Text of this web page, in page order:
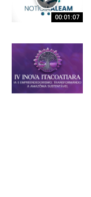
00:01:07